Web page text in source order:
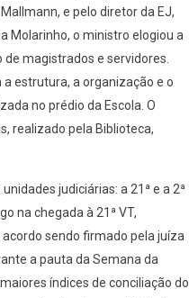
e pelo diretor da EJ,
Molarinho, o ministro elogiou a
magistrados e servidores.
estrutura, a organização e o
no prédio da Escola. O
realizado pela Biblioteca,
judiciárias: a 21ª e a 2ª
na chegada à 21ª VT,
sendo firmado pela juíza
a pauta da Semana da
índices de conciliação do